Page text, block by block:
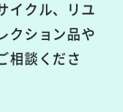
イクル、リユ
クション品や
相談くださ